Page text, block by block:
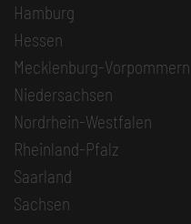
Hamburg
Hessen
Mecklenburg-Vorpommern
Niedersachsen
Nordrhein-Westfalen
Rheinland-Pfalz
Saarland
Sachsen